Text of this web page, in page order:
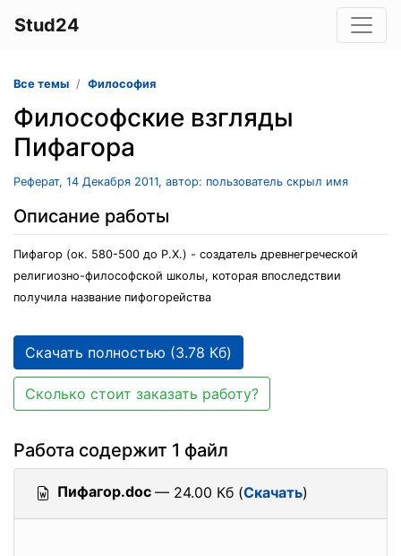
Stud24
Все темы Философия
Философские взгляды
Пифагора
Реферат, 14 Декабря 2011, автор: пользователь скрыл имя
Описание работы
Пифагор (ок. 580-500 до Р.Х.) - создатель древнегреческой
религиозно-философской школы, которая впоследствии
получила название пифогорейства
Скачать полностью (3.78 Кб)
Сколько стоит заказать работу?
Работа содержит 1 файл
Пифагор.doc — 24.00 Кб (Скачать)